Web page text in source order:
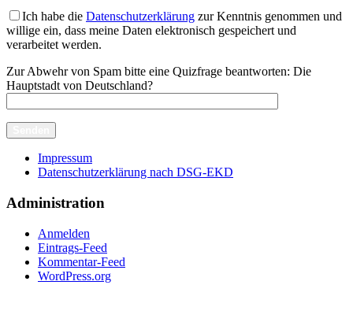
Ich habe die Datenschutzerklärung zur Kenntnis genommen und
willige ein, dass meine Daten elektronisch gespeichert und
verarbeitet werden.
Zur Abwehr von Spam bitte eine Quizfrage beantworten: Die
Hauptstadt von Deutschland?
Impressum
Datenschutzerklärung nach DSG-EKD
Administration
Anmelden
Eintrags-Feed
Kommentar-Feed
WordPress.org